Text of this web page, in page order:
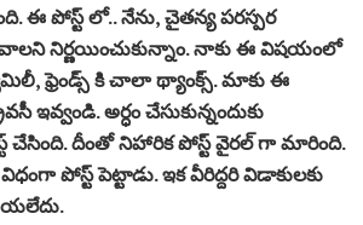
ఈ పోస్ట్ లో.. నేను, చైతన్య పరస్పర
నిర్ణయించుకున్నాం. నాకు ఈ విషయంలో
ఫ్రెండ్స్ కి చాలా థ్యాంక్స్. మాకు ఈ
అర్ధం చేసుకున్నందుకు
చేసింది. దీంతో నిహారిక పోస్ట్ వైరల్ గా మారింది.
పోస్ట్ పెట్టాడు. ఇక వీరిద్దరి విడాకులకు